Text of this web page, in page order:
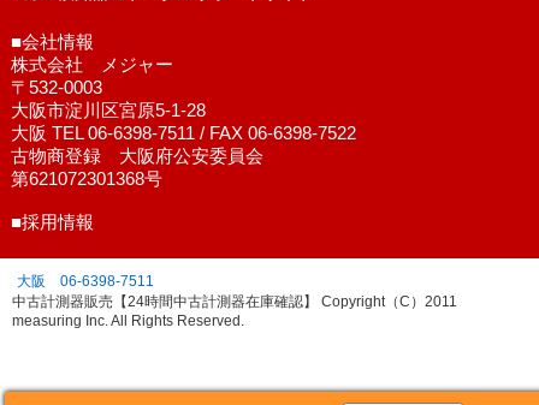
■会社情報
株式会社 メジャー
〒532-0003
大阪市淀川区宮原5-1-28
大阪 TEL 06-6398-7511 / FAX 06-6398-7522
古物商登録 大阪府公安委員会
第621072301368号
■採用情報
大阪 06-6398-7511
中古計測器販売【24時間中古計測器在庫確認】 Copyright（C）2011
measuring Inc. All Rights Reserved.